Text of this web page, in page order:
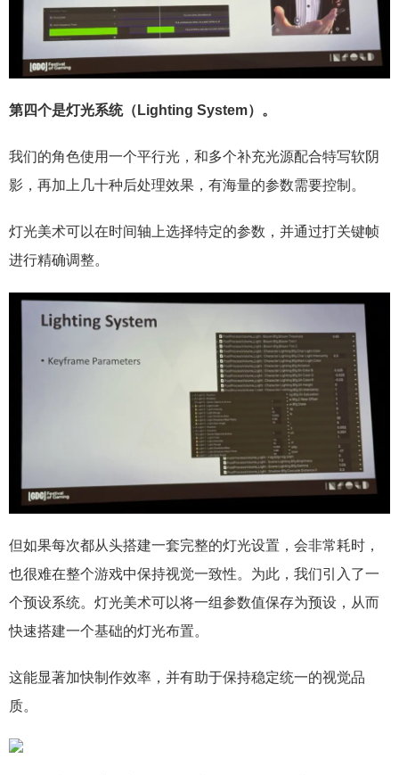
第四个是灯光系统（Lighting System）。
我们的角色使用一个平行光，和多个补充光源配合特写软阴
影，再加上几十种后处理效果，有海量的参数需要控制。
灯光美术可以在时间轴上选择特定的参数，并通过打关键帧
进行精确调整。
但如果每次都从头搭建一套完整的灯光设置，会非常耗时，
也很难在整个游戏中保持视觉一致性。为此，我们引入了一
个预设系统。灯光美术可以将一组参数值保存为预设，从而
快速搭建一个基础的灯光布置。
这能显著加快制作效率，并有助于保持稳定统一的视觉品
质。